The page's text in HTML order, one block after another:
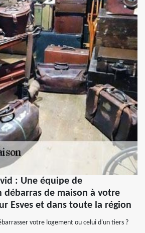
: Une équipe de
débarras de maison à votre
Esves et dans toute la région
votre logement ou celui d'un tiers ?